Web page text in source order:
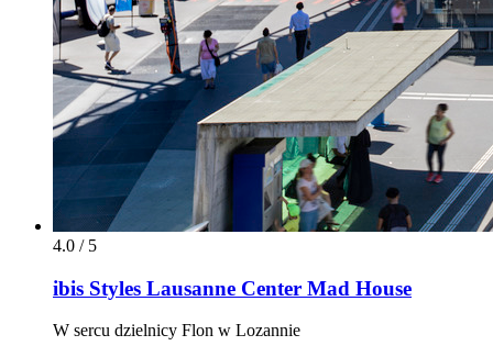
4.0 / 5
ibis Styles Lausanne Center Mad House
W sercu dzielnicy Flon w Lozannie